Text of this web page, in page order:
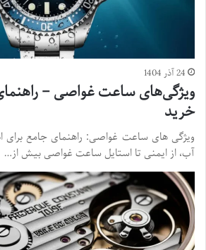
24 آذر 1404
ویژگی‌های ساعت غواصی –
خرید
ویژگی های ساعت غواصی: راهنمای جامع برای
آب، از ایمنی تا استایل ساعت غواصی بیش از…